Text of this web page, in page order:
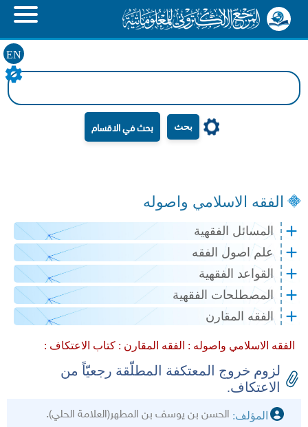
EN
بحث
الفقه الاسلامي واصوله
المسائل الفقهية
علم اصول الفقه
القواعد الفقهية
المصطلحات الفقهية
الفقه المقارن
الفقه الاسلامي واصوله : الفقه المقارن : كتاب الاعتكاف :
لزوم خروج المعتكفة المطلّقة رجعيّاً من
الاعتكاف.
المؤلف: الحسن بن يوسف بن المطهر(العلامة الحلي).